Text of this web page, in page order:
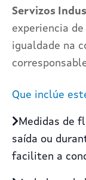
Servizos
experiencia
igualdade na
Que inclúe
Medidas de
saída ou
faciliten a